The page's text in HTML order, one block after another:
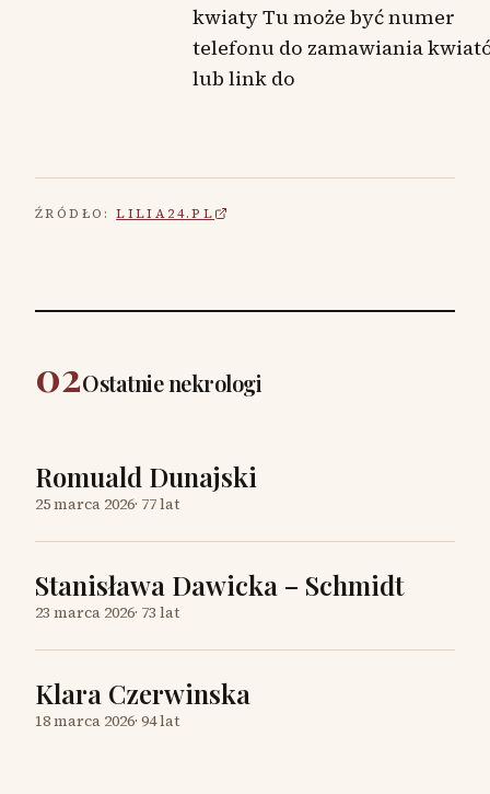
kwiaty Tu może być numer
telefonu do zamawiania
lub link do
ŹRÓDŁO: LILIA24.PL
02Ostatnie nekrologi
Romuald Dunajski
25 marca 2026· 77 lat
Stanisława Dawicka – Schmidt
23 marca 2026· 73 lat
Klara Czerwinska
18 marca 2026· 94 lat